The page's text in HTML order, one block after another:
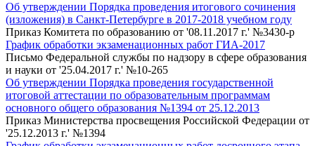
Об утверждении Порядка проведения итогового сочинения
(изложения) в Санкт-Петербурге в 2017-2018 учебном году
Приказ Комитета по образованию от '08.11.2017 г.' №3430-р
График обработки экзаменационных работ ГИА-2017
Письмо Федеральной службы по надзору в сфере образования
и науки от '25.04.2017 г.' №10-265
Об утверждении Порядка проведения государственной
итоговой аттестации по образовательным программам
основного общего образования №1394 от 25.12.2013
Приказ Министерства просвещения Российской Федерации от
'25.12.2013 г.' №1394